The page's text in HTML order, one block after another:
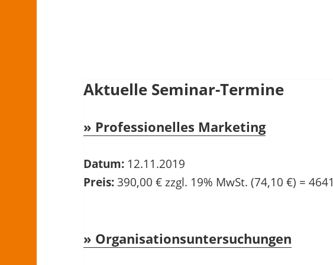
Aktuelle Seminar-Termine
» Professionelles Marketing
Datum: 12.11.2019
Preis:390,00 € zzgl. 19% MwSt. (74,10 €) =
» Organisationsuntersuchungen